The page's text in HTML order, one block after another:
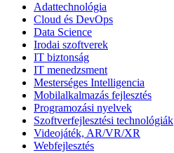
Adattechnológia
Cloud és DevOps
Data Science
Irodai szoftverek
IT biztonság
IT menedzsment
Mesterséges Intelligencia
Mobilalkalmazás fejlesztés
Programozási nyelvek
Szoftverfejlesztési technológiák
Videojáték, AR/VR/XR
Webfejlesztés